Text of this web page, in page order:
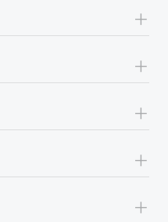
+
+
+
+
+